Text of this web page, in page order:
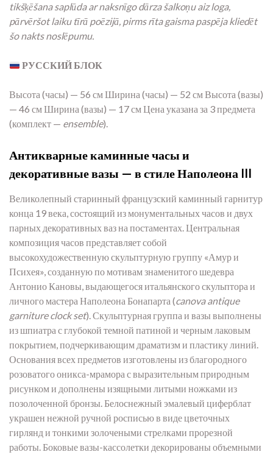
tikšķēšana saplūda ar naksnīgo dārza šalkoņu aiz loga,
pārvēršot laiku tīrā poēzijā, pirms rīta gaisma paspēja kliedēt
šo nakts noslēpumu.
РУССКИЙ БЛОК
Высота (часы) — 56 см Ширина (часы) — 52 см Высота (вазы)
— 46 см Ширина (вазы) — 17 см Цена указана за 3 предмета
(комплект — ensemble).
Антикварные каминные часы и
декоративные вазы — в стиле Наполеона III
Великолепный старинный французский каминный гарнитур
конца 19 века, состоящий из монументальных часов и двух
парных декоративных ваз на постаментах. Центральная
композиция часов представляет собой
высокохудожественную скульптурную группу «Амур и
Психея», созданную по мотивам знаменитого шедевра
Антонио Кановы, выдающегося итальянского скульптора и
личного мастера Наполеона Бонапарта (canova antique
garniture clock set). Скульптурная группа и вазы выполнены
из шпиатра с глубокой темной патиной и черным лаковым
покрытием, подчеркивающим драматизм и пластику линий.
Основания всех предметов изготовлены из благородного
розоватого оникса-мрамора с выразительным природным
рисунком и дополнены изящными литыми ножками из
позолоченной бронзы. Белоснежный эмалевый циферблат
украшен нежной ручной росписью в виде цветочных
гирлянд и тонкими золочеными стрелками прорезной
работы. Боковые вазы-кассолетки декорированы объемными